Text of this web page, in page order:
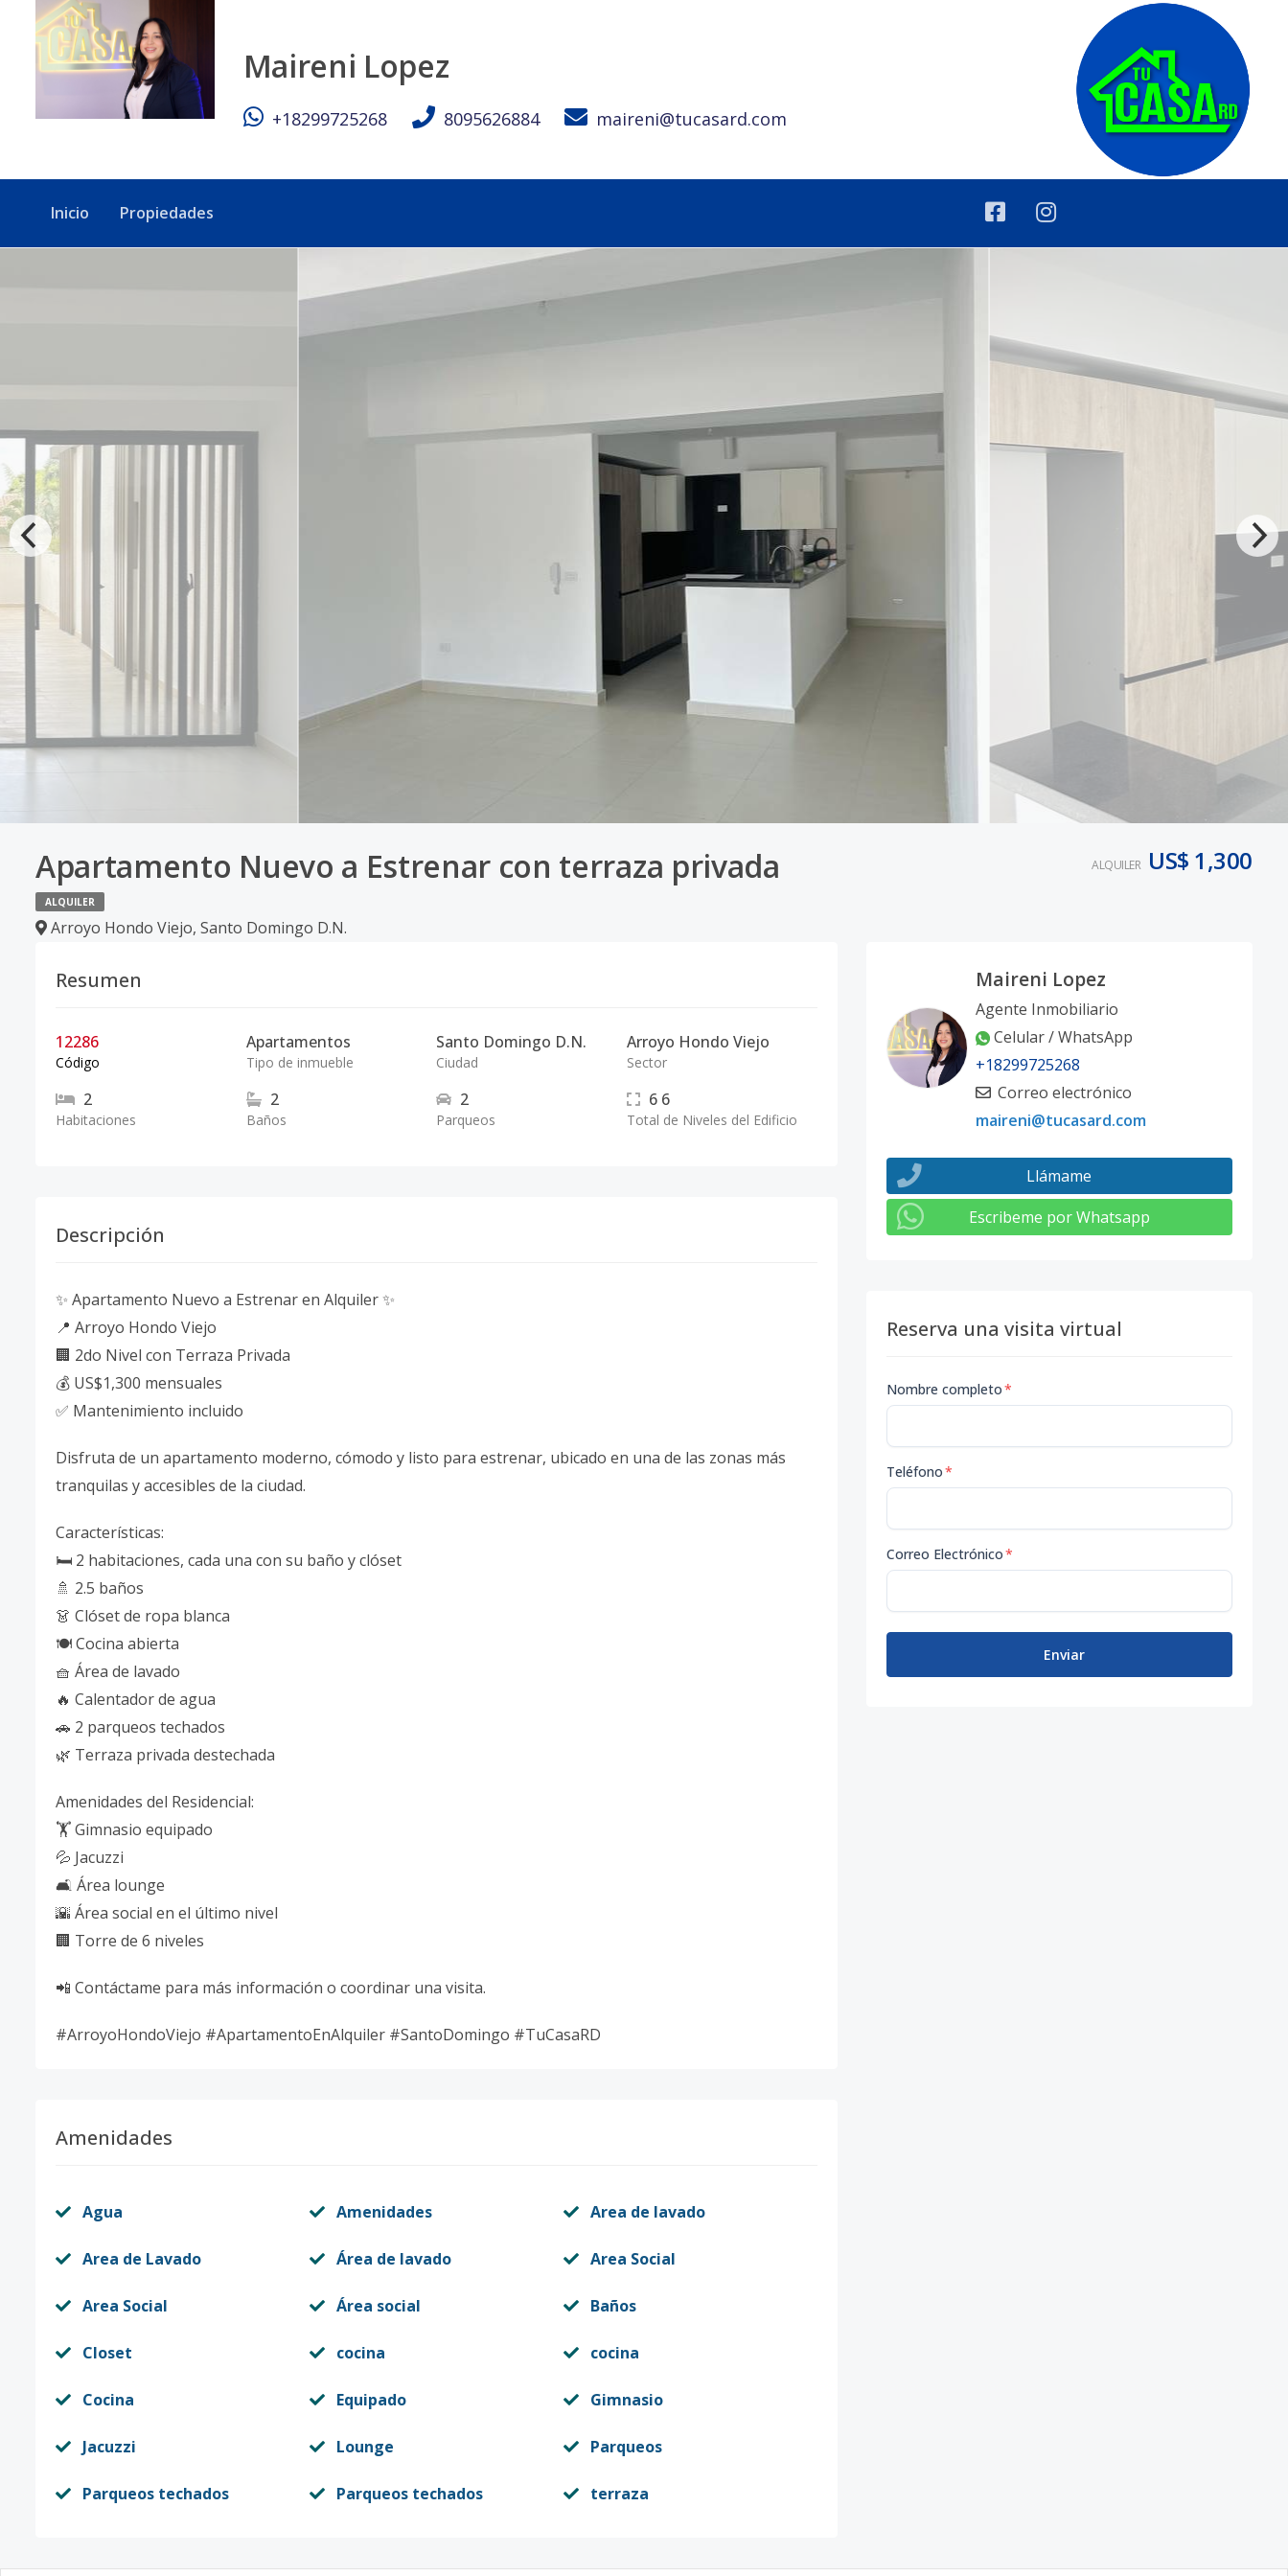
Maireni Lopez
+18299725268 8095626884 maireni@tucasard.com
Inicio Propiedades
Apartamento Nuevo a Estrenar con terraza privada
ALQUILER
Arroyo Hondo Viejo, Santo Domingo D.N.
ALQUILER US$ 1,300
Resumen
12286
Código
Apartamentos
Tipo de inmueble
Santo Domingo D.N.
Ciudad
Arroyo Hondo Viejo
Sector
2
Habitaciones
2
Baños
2
Parqueos
6 6
Total de Niveles del Edificio
Descripción
✨ Apartamento Nuevo a Estrenar en Alquiler ✨
📍 Arroyo Hondo Viejo
🏢 2do Nivel con Terraza Privada
💰 US$1,300 mensuales
✅ Mantenimiento incluido
Disfruta de un apartamento moderno, cómodo y listo para estrenar, ubicado en una de las zonas más
tranquilas y accesibles de la ciudad.
Características:
🛏️ 2 habitaciones, cada una con su baño y clóset
🚿 2.5 baños
👗 Clóset de ropa blanca
🍽️ Cocina abierta
🧺 Área de lavado
🔥 Calentador de agua
🚗 2 parqueos techados
🌿 Terraza privada destechada
Amenidades del Residencial:
🏋️ Gimnasio equipado
💦 Jacuzzi
🛋️ Área lounge
🌇 Área social en el último nivel
🏢 Torre de 6 niveles
📲 Contáctame para más información o coordinar una visita.
#ArroyoHondoViejo #ApartamentoEnAlquiler #SantoDomingo #TuCasaRD
Amenidades
Agua Amenidades Area de lavado
Area de Lavado Área de lavado Area Social
Area Social Área social Baños
Closet cocina cocina
Cocina Equipado Gimnasio
Jacuzzi Lounge Parqueos
Parqueos techados Parqueos techados terraza
Maireni Lopez
Agente Inmobiliario
Celular / WhatsApp
+18299725268
Correo electrónico
maireni@tucasard.com
Llámame
Escribeme por Whatsapp
Reserva una visita virtual
Nombre completo*
Teléfono*
Correo Electrónico*
Enviar
Apartamento Nuevo a Estrenar con terraza privada - Tu Casa RD